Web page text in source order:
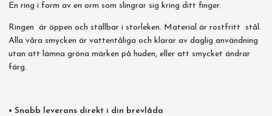
En ring i form av en orm som slingrar sig kring ditt finger.
Ringen är öppen och ställbar i storleken. Material är rostfritt stål.
Alla våra smycken är vattentåliga och klarar av daglig användning
utan att lämna gröna märken på huden, eller att smycket ändrar
färg.
• Snabb leverans direkt i din brevlåda